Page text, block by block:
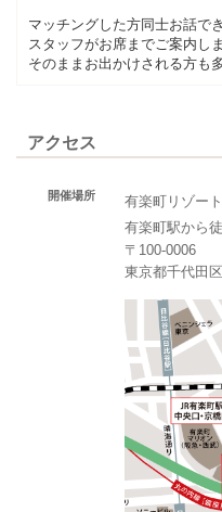
マッチングした方同士お話で
スタッフがお席までご案内し
そのままお出かけされる方も
アクセス
開催場所
有楽町リゾー
有楽町駅から
〒100-0006
東京都千代田